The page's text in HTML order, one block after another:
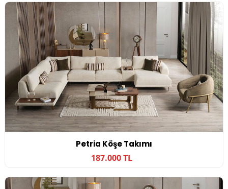
Petria Köşe Takımı
187.000 TL